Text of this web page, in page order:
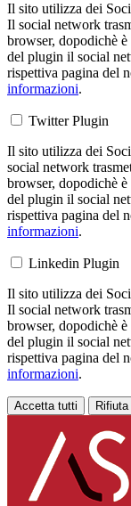
Il sito utilizza dei
Il social network
browser, dopodichè
del plugin il social
rispettiva pagina del
informazioni.
Twitter Plugin
Il sito utilizza dei
social network
browser, dopodichè
del plugin il social
rispettiva pagina del
informazioni.
Linkedin Plugin
Il sito utilizza dei
Il social network
browser, dopodichè
del plugin il social
rispettiva pagina del
informazioni.
Accetta tutti